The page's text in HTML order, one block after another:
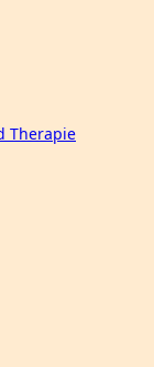
Therapie